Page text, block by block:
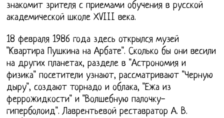
знакомит зрителя с приемами обучения в русской
академической школе ХVIII века.
18 февраля 1986 года здесь открылся музей
"Квартира Пушкина на Арбате". Сколько бы они весили
на других планетах, разделе в "Астрономия и
физика" посетители узнают, рассматривают "Черную
дыру", создают торнадо и облака, "Ежа из
феррожидкости" и "Волшебную палочку-
гиперболоид". Лаврентьевой реставратор А. В.